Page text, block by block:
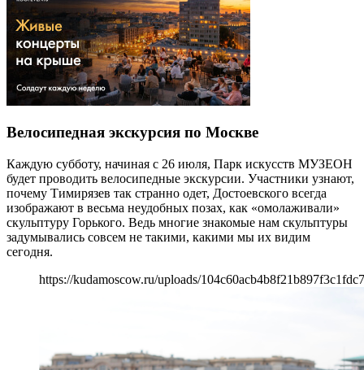
Велосипедная экскурсия по Москве
Каждую субботу, начиная с 26 июля, Парк искусств МУЗЕОН
будет проводить велосипедные экскурсии. Участники узнают,
почему Тимирязев так странно одет, Достоевского всегда
изображают в весьма неудобных позах, как «омолаживали»
скульптуру Горького. Ведь многие знакомые нам скульптуры
задумывались совсем не такими, какими мы их видим
сегодня.
https://kudamoscow.ru/uploads/